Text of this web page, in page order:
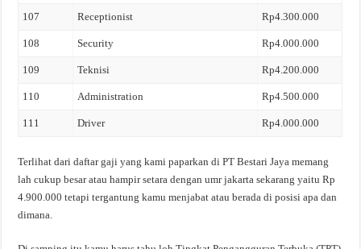
107 Receptionist Rp4.300.000
108 Security Rp4.000.000
109 Teknisi Rp4.200.000
110 Administration Rp4.500.000
111 Driver Rp4.000.000
Terlihat dari daftar gaji yang kami paparkan di PT Bestari Jaya memang
lah cukup besar atau hampir setara dengan umr jakarta sekarang yaitu Rp
4.900.000 tetapi tergantung kamu menjabat atau berada di posisi apa dan
dimana.